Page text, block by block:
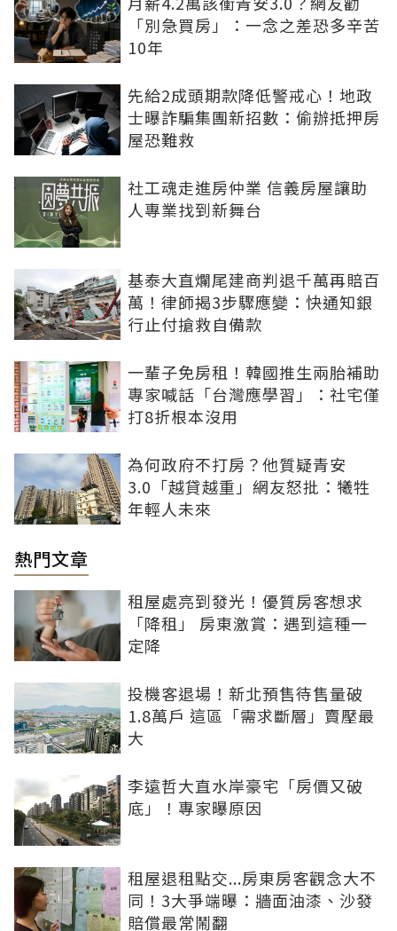
「別急買房」：一念之差恐多辛苦
10年
先給2成頭期款降低警戒心！地政
士曝詐騙集團新招數：偷辦抵押房
屋恐難救
社工魂走進房仲業 信義房屋讓助
人專業找到新舞台
基泰大直爛尾建商判退千萬再賠百
萬！律師揭3步驟應變：快通知銀
行止付搶救自備款
一輩子免房租！韓國推生兩胎補助
專家喊話「台灣應學習」：社宅僅
打8折根本沒用
為何政府不打房？他質疑青安
3.0「越貸越重」網友怒批：犧牲
年輕人未來
熱門文章
租屋處亮到發光！優質房客想求
「降租」 房東激賞：遇到這種一
定降
投機客退場！新北預售待售量破
1.8萬戶 這區「需求斷層」賣壓最
大
李遠哲大直水岸豪宅「房價又破
底」！專家曝原因
租屋退租點交...房東房客觀念大不
同！3大爭端曝：牆面油漆、沙發
賠償最常鬧翻